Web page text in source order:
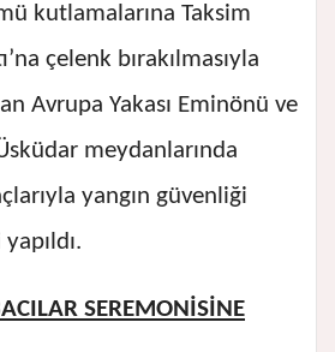
kutlamalarına Taksim
çelenk bırakılmasıyla
Avrupa Yakası Eminönü ve
meydanlarında
yangın güvenliği
SEREMONİSİNE